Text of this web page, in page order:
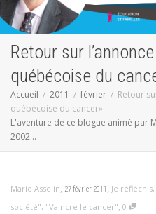
Retour sur
québécoise du
Accueil 2011 février
Retour
québécoise du cancer»
L'aventure de ce blogue animé par
2002...
Mario Asselin, 27 février 2011 , Je réfléchis,
société", "Vaincre le cancer", 0